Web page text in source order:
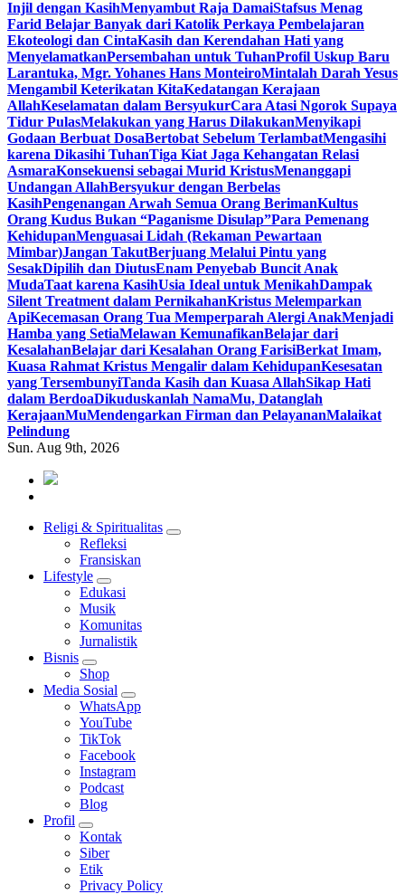
Injil dengan KasihMenyambut Raja DamaiStafsus Menag
Farid Belajar Banyak dari Katolik Perkaya Pembelajaran
Ekoteologi dan CintaKasih dan Kerendahan Hati yang
MenyelamatkanPersembahan untuk TuhanProfil Uskup Baru
Larantuka, Mgr. Yohanes Hans MonteiroMintalah Darah Yesus
Mengambil Keterikatan KitaKedatangan Kerajaan
AllahKeselamatan dalam BersyukurCara Atasi Ngorok Supaya
Tidur PulasMelakukan yang Harus DilakukanMenyikapi
Godaan Berbuat DosaBertobat Sebelum TerlambatMengasihi
karena Dikasihi TuhanTiga Kiat Jaga Kehangatan Relasi
AsmaraKonsekuensi sebagai Murid KristusMenanggapi
Undangan AllahBersyukur dengan Berbelas
KasihPengenangan Arwah Semua Orang BerimanKultus
Orang Kudus Bukan “Paganisme Disulap”Para Pemenang
KehidupanMenguasai Lidah (Rekaman Pewartaan
Mimbar)Jangan TakutBerjuang Melalui Pintu yang
SesakDipilih dan DiutusEnam Penyebab Buncit Anak
MudaTaat karena KasihUsia Ideal untuk MenikahDampak
Silent Treatment dalam PernikahanKristus Melemparkan
ApiKecemasan Orang Tua Memperparah Alergi AnakMenjadi
Hamba yang SetiaMelawan KemunafikanBelajar dari
KesalahanBelajar dari Kesalahan Orang FarisiBerkat Imam,
Kuasa Rahmat Kristus Mengalir dalam KehidupanKesesatan
yang TersembunyiTanda Kasih dan Kuasa AllahSikap Hati
dalam BerdoaDikuduskanlah NamaMu, Datanglah
KerajaanMuMendengarkan Firman dan PelayananMalaikat
Pelindung
Sun. Aug 9th, 2026
HATI YANG BERTELINGA
Mendengar dengan Cinta
Religi & Spiritualitas
Refleksi
Fransiskan
Lifestyle
Edukasi
Musik
Komunitas
Jurnalistik
Bisnis
Shop
Media Sosial
WhatsApp
YouTube
TikTok
Facebook
Instagram
Podcast
Blog
Profil
Kontak
Siber
Etik
Privacy Policy